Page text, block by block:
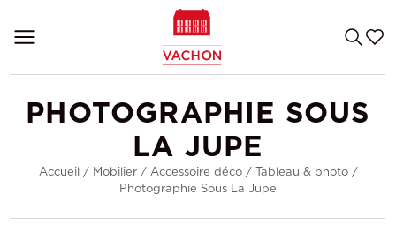
PHOTOGRAPHIE SOUS
LA JUPE
Accueil / Mobilier/ Accessoire déco/ Tableau & photo/
Photographie Sous La Jupe